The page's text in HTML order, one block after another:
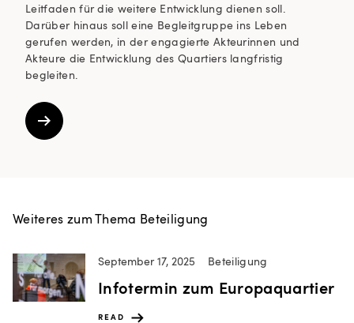
Leitfaden für die weitere Entwicklung dienen soll.
Darüber hinaus soll eine Begleitgruppe ins Leben
gerufen werden, in der engagierte Akteurinnen und
Akteure die Entwicklung des Quartiers langfristig
begleiten.
Weiteres zum Thema Beteiligung
September 17, 2025 Beteiligung
Infotermin zum Europaquartier
READ